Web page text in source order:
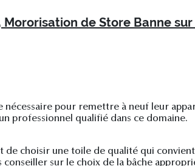
de Store Banne sur
nécessaire pour remettre à neuf leur
professionnel qualifié dans ce domaine.
choisir une toile de qualité qui
sur le choix de la bâche